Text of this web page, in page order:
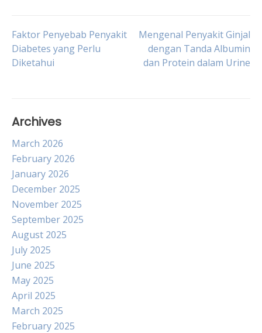
Post
navigation
Faktor Penyebab Penyakit
Diabetes yang Perlu
Diketahui
Mengenal Penyakit Ginjal
dengan Tanda Albumin
dan Protein dalam Urine
Archives
March 2026
February 2026
January 2026
December 2025
November 2025
September 2025
August 2025
July 2025
June 2025
May 2025
April 2025
March 2025
February 2025